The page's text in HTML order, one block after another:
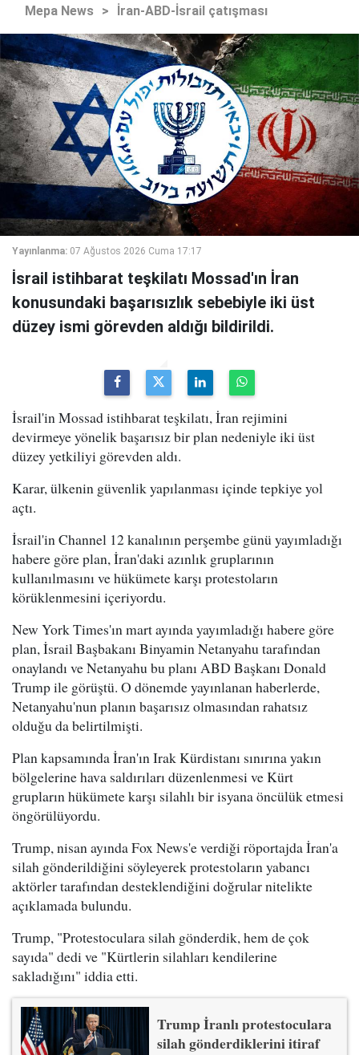
Mepa News > İran-ABD-İsrail çatışması
Yayınlanma: 07 Ağustos 2026 Cuma 17:17
İsrail istihbarat teşkilatı Mossad'ın İran
konusundaki başarısızlık sebebiyle iki üst
düzey ismi görevden aldığı bildirildi.
İsrail'in Mossad istihbarat teşkilatı, İran rejimini
devirmeye yönelik başarısız bir plan nedeniyle iki üst
düzey yetkiliyi görevden aldı.
Karar, ülkenin güvenlik yapılanması içinde tepkiye yol
açtı.
İsrail'in Channel 12 kanalının perşembe günü yayımladığı
habere göre plan, İran'daki azınlık gruplarının
kullanılmasını ve hükümete karşı protestoların
körüklenmesini içeriyordu.
New York Times'ın mart ayında yayımladığı habere göre
plan, İsrail Başbakanı Binyamin Netanyahu tarafından
onaylandı ve Netanyahu bu planı ABD Başkanı Donald
Trump ile görüştü. O dönemde yayınlanan haberlerde,
Netanyahu'nun planın başarısız olmasından rahatsız
olduğu da belirtilmişti.
Plan kapsamında İran'ın Irak Kürdistanı sınırına yakın
bölgelerine hava saldırıları düzenlenmesi ve Kürt
grupların hükümete karşı silahlı bir isyana öncülük etmesi
öngörülüyordu.
Trump, nisan ayında Fox News'e verdiği röportajda İran'a
silah gönderildiğini söyleyerek protestoların yabancı
aktörler tarafından desteklendiğini doğrular nitelikte
açıklamada bulundu.
Trump, "Protestoculara silah gönderdik, hem de çok
sayıda" dedi ve "Kürtlerin silahları kendilerine
sakladığını" iddia etti.
Trump İranlı protestoculara
silah gönderdiklerini itiraf